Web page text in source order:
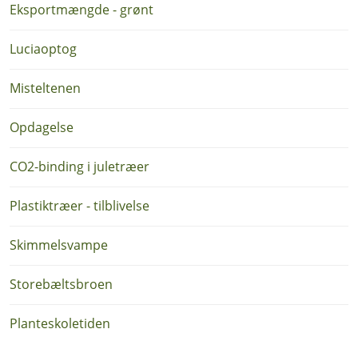
Eksportmængde - grønt
Luciaoptog
Misteltenen
Opdagelse
CO2-binding i juletræer
Plastiktræer - tilblivelse
Skimmelsvampe
Storebæltsbroen
Planteskoletiden